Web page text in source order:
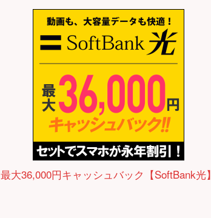
最大36,000円キャッシュバック【SoftBank光】